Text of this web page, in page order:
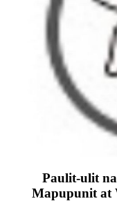
Paulit-ulit
Mapupunit at